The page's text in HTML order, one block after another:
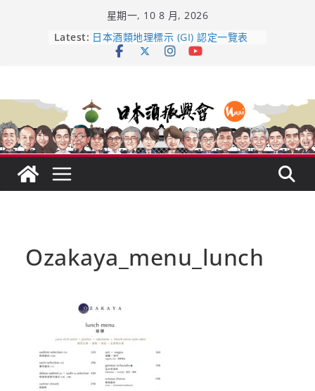
星期一, 10 8 月, 2026
Latest: 龜之井酒造：口說上手 – 山形純米大
吟釀的堅持與傳承 ～ くどき上手
響 𝟭𝟮 年 復活了!
【酒業商戰】130年老酒藏殺入股票
市場！梅乃宿上市背後的密碼
Ozakaya_menu_lunch